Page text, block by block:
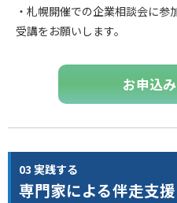
・札幌開催での企業相談会に
受講をお願いします。
お申込
03 実践する
専門家による伴走支援